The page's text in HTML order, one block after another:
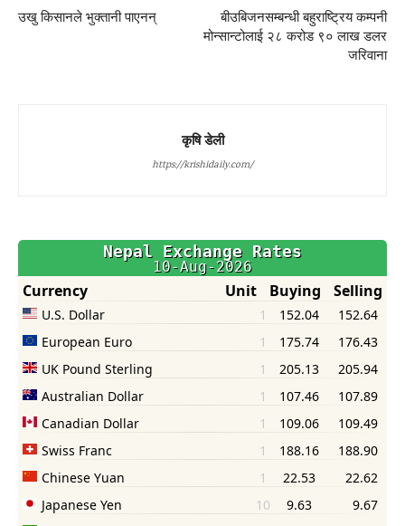
उखु किसानले भुक्तानी पाएनन्
बीउबिजनसम्बन्धी बहुराष्ट्रिय कम्पनी
मोन्सान्टोलाई २८ करोड ९० लाख डलर
जरिवाना
कृषि डेली
https://krishidaily.com/